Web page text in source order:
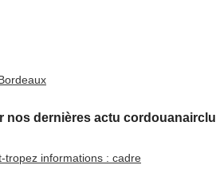
nos dernières actu
tropez informations : cadre